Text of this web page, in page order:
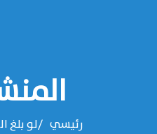
رئيسي لو بلغ